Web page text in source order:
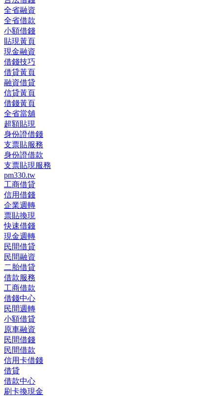
全省融資
全省借款
小額借錢
貼現黃頁
現金融資
借錢技巧
借貸黃頁
融資借貸
信貸黃頁
借錢黃頁
全省當舖
超額貼現
身份證借錢
支票貼服務
身份證借款
支票貼現服務
pm330.tw
工商借貸
信用借錢
企業週轉
票貼換現
快速借錢
現金週轉
民間借貸
民間融資
二胎借貸
借款服務
工商借款
借錢中心
民間週轉
小額借貸
原車融資
民間借錢
民間借款
信用卡借錢
借貸
借款中心
刷卡換現金